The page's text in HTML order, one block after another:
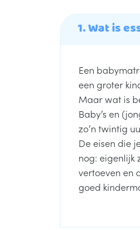
1. Wat is
Een
een groter
Maar wat is
Baby’s en
zo’n twintig
De eisen die
nog: eigenlijk
vertoeven en
goed